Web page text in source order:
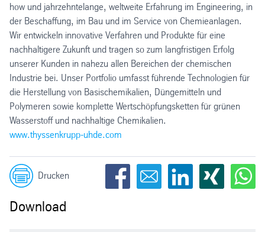
how und jahrzehntelange, weltweite Erfahrung im Engineering, in
der Beschaffung, im Bau und im Service von Chemieanlagen.
Wir entwickeln innovative Verfahren und Produkte für eine
nachhaltigere Zukunft und tragen so zum langfristigen Erfolg
unserer Kunden in nahezu allen Bereichen der chemischen
Industrie bei. Unser Portfolio umfasst führende Technologien für
die Herstellung von Basischemikalien, Düngemitteln und
Polymeren sowie komplette Wertschöpfungsketten für grünen
Wasserstoff und nachhaltige Chemikalien.
www.thyssenkrupp-uhde.com
Drucken
Download